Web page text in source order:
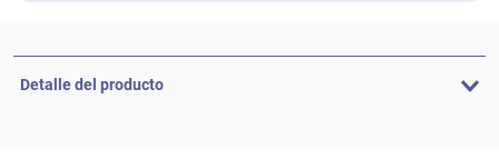
Detalle del producto